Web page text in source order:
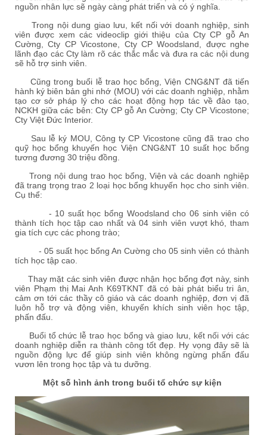
nguồn nhân lực sẽ ngày càng phát triển và có ý nghĩa.
Trong nội dung giao lưu, kết nối với doanh nghiệp, sinh
viên được xem các videoclip giới thiệu của Cty CP gỗ An
Cường, Cty CP Vicostone, Cty CP Woodsland, được nghe
lãnh đạo các Cty làm rõ các thắc mắc và đưa ra các nội dung
sẽ hỗ trợ sinh viên.
Cũng trong buổi lễ trao học bổng, Viện CNG&NT đã tiến
hành ký biên bản ghi nhớ (MOU) với các doanh nghiệp, nhằm
tạo cơ sở pháp lý cho các hoạt động hợp tác về đào tạo,
NCKH giữa các bên: Cty CP gỗ An Cường; Cty CP Vicostone;
Cty Việt Đức Interior.
Sau lễ ký MOU, Công ty CP Vicostone cũng đã trao cho
quỹ học bổng khuyến học Viện CNG&NT 10 suất học bổng
tương đương 30 triệu đồng.
Trong nội dung trao học bổng, Viện và các doanh nghiệp
đã trang trọng trao 2 loại học bổng khuyến học cho sinh viên.
Cụ thể:
- 10 suất học bổng Woodsland cho 06 sinh viên có
thành tích học tập cao nhất và 04 sinh viên vượt khó, tham
gia tích cực các phong trào;
- 05 suất học bổng An Cường cho 05 sinh viên có thành
tích học tập cao.
Thay mặt các sinh viên được nhận học bổng đợt này, sinh
viên Phạm thị Mai Anh K69TKNT đã có bài phát biểu tri ân,
cảm ơn tới các thầy cô giáo và các doanh nghiệp, đơn vị đã
luôn hỗ trợ và động viên, khuyến khích sinh viên học tập,
phấn đấu.
Buổi tổ chức lễ trao học bổng và giao lưu, kết nối với các
doanh nghiệp diễn ra thành công tốt đẹp. Hy vọng đây sẽ là
nguồn động lực để giúp sinh viên không ngừng phấn đấu
vươn lên trong học tập và tu dưỡng.
Một số hình ảnh trong buổi tổ chức sự kiện